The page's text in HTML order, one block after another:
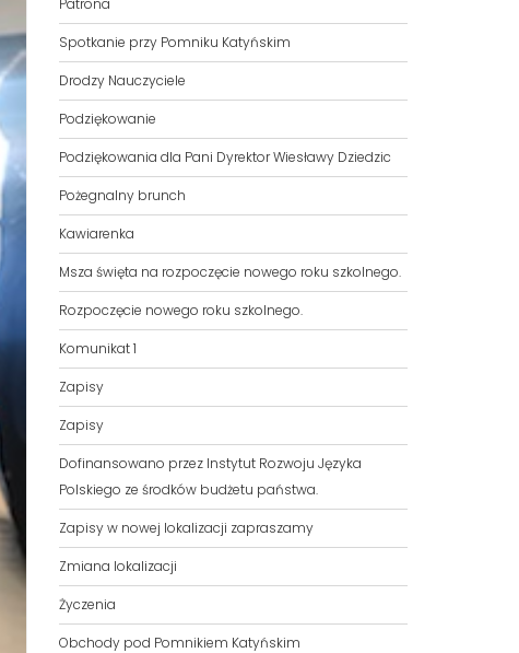
Patrona
Spotkanie przy Pomniku Katyńskim
Drodzy Nauczyciele
Podziękowanie
Podziękowania dla Pani Dyrektor Wiesławy Dziedzic
Pożegnalny brunch
Kawiarenka
Msza święta na rozpoczęcie nowego roku szkolnego.
Rozpoczęcie nowego roku szkolnego.
Komunikat 1
Zapisy
Zapisy
Dofinansowano przez Instytut Rozwoju Języka
Polskiego ze środków budżetu państwa.
Zapisy w nowej lokalizacji zapraszamy
Zmiana lokalizacji
Życzenia
Obchody pod Pomnikiem Katyńskim